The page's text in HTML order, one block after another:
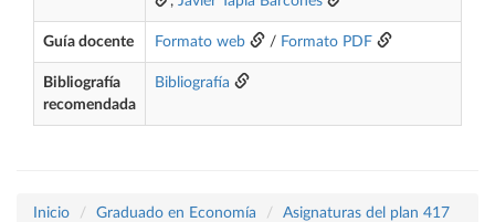
Guía docente Formato web / Formato PDF
Bibliografía
recomendada
Bibliografía
Inicio Graduado en Economía
Asignaturas del plan 417